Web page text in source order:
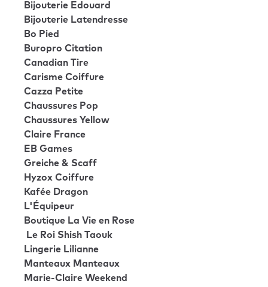
Bijouterie Edouard
Bijouterie Latendresse
Bo Pied
Buropro Citation
Canadian Tire
Carisme Coiffure
Cazza Petite
Chaussures Pop
Chaussures Yellow
Claire France
EB Games
Greiche & Scaff
Hyzox Coiffure
Kafée Dragon
L'Équipeur
Boutique La Vie en Rose
Le Roi Shish Taouk
Lingerie Lilianne
Manteaux Manteaux
Marie-Claire Weekend